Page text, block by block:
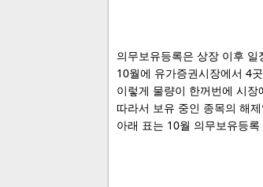
의무보유등록은 상장 이후
10월에 유가증권시장에서 4
이렇게 물량이 한꺼번에 시
따라서 보유 중인 종목의 해
아래 표는 10월 의무보유등